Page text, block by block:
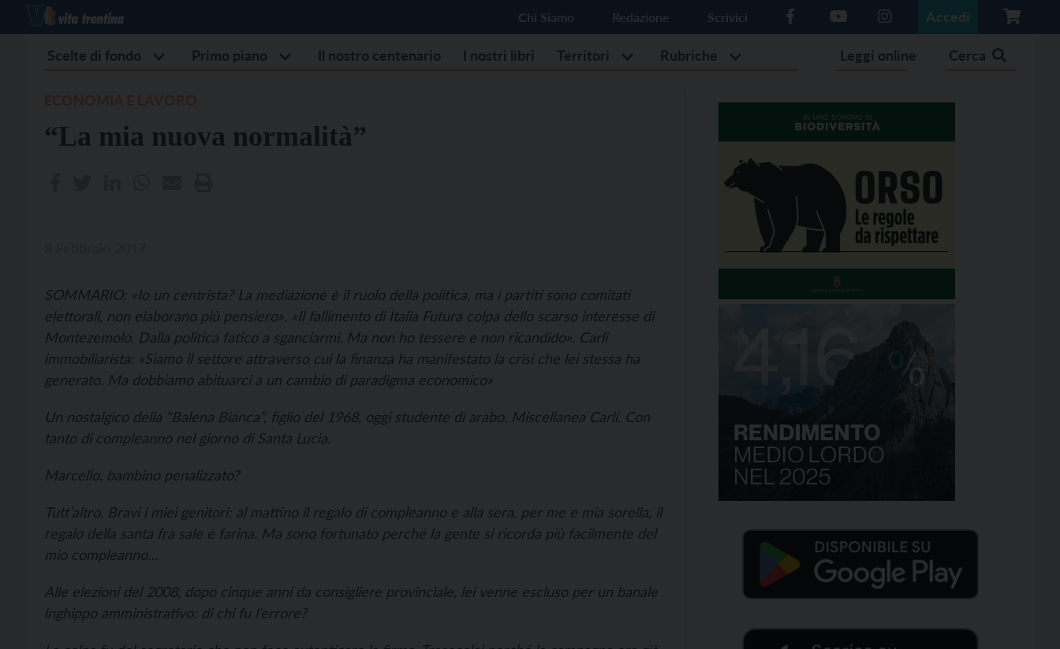
Chi Siamo Redazione Scrivici Accedi
Scelte di fondo Primo piano Il nostro centenario I nostri libri Territori Rubriche Leggi online Cerca
“La mia nuova normalità”
SOMMARIO: «Io un centrista? La mediazione è il ruolo della politica, ma i partiti sono comitati
elettorali, non elaborano più pensiero». «Il fallimento di Italia Futura colpa dello scarso interesse di
Montezemolo. Dalla politica fatico a sganciarmi. Ma non ho tessere e non ricandido». Carli
immobiliarista: «Siamo il settore attraverso cui la finanza ha manifestato la crisi che lei stessa ha
generato. Ma dobbiamo abituarci a un cambio di paradigma economico»
Un nostalgico della “Balena Bianca”, figlio del 1968, oggi studente di arabo. Miscellanea Carli. Con
tanto di compleanno nel giorno di Santa Lucia.
Marcello, bambino penalizzato?
Tutt’altro. Bravi i miei genitori: al mattino il regalo di compleanno e alla sera, per me e mia sorella, il
regalo della santa fra sale e farina. Ma sono fortunato perché la gente si ricorda più facilmente del
mio compleanno…
Alle elezioni del 2008, dopo cinque anni da consigliere provinciale, lei venne escluso per un banale
inghippo amministrativo: di chi fu l’errore?